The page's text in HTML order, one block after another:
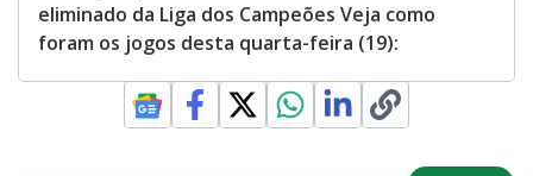
eliminado da Liga dos Campeões Veja como
foram os jogos desta quarta-feira (19):